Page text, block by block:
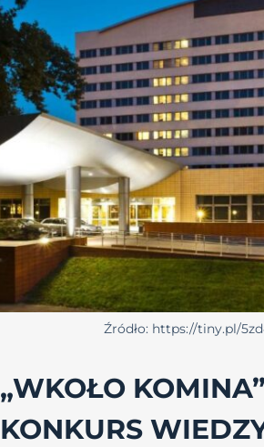
Źródło: https://tiny.pl/
„WKOŁO KOMINA”
KONKURS